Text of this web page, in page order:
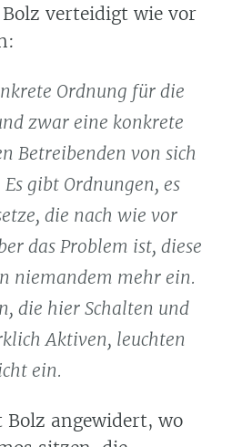
verteidigt wie vor
Ordnung für die
zwar eine konkrete
Betreibenden von sich
gibt Ordnungen, es
die nach wie vor
das Problem ist, diese
niemandem mehr ein.
die hier Schalten und
Aktiven, leuchten
ein.
angewidert, wo